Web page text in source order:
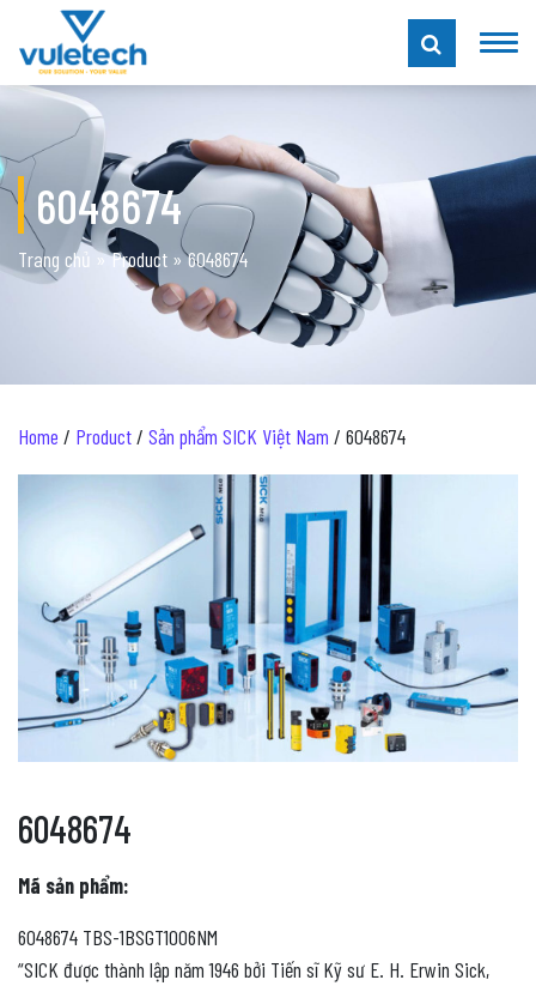
6048674
Trang chủ »Product »6048674
Home / Product/ Sản phẩm SICK Việt Nam / 6048674
6048674
Mã sản phẩm:
6048674 TBS-1BSGT1006NM
“SICK được thành lập năm 1946 bởi Tiến sĩ Kỹ sư E. H. Erwin Sick,